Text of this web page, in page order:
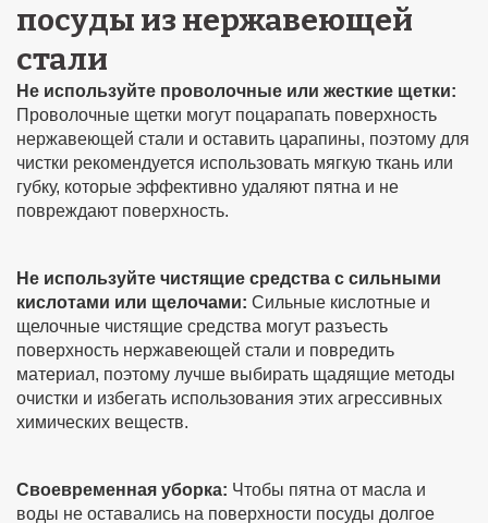
посуды из нержавеющей
стали
Не используйте проволочные или жесткие щетки:
Проволочные щетки могут поцарапать поверхность
нержавеющей стали и оставить царапины, поэтому для
чистки рекомендуется использовать мягкую ткань или
губку, которые эффективно удаляют пятна и не
повреждают поверхность.
Не используйте чистящие средства с сильными
кислотами или щелочами: Сильные кислотные и
щелочные чистящие средства могут разъесть
поверхность нержавеющей стали и повредить
материал, поэтому лучше выбирать щадящие методы
очистки и избегать использования этих агрессивных
химических веществ.
Своевременная уборка: Чтобы пятна от масла и
воды не оставались на поверхности посуды долгое